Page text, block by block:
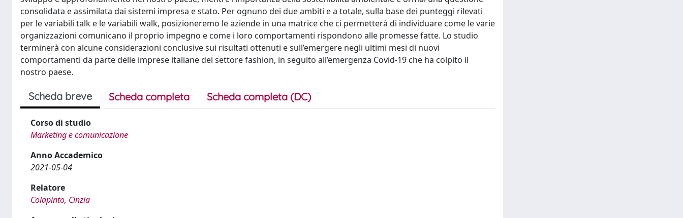
consolidata e assimilata dai sistemi impresa e stato. Per ognuno dei due ambiti e a totale, sulla base dei punteggi rilevati
per le variabili talk e le variabili walk, posizioneremo le aziende in una matrice che ci permetterà di individuare come le varie
organizzazioni comunicano il proprio impegno e come i loro comportamenti rispondono alle promesse fatte. Lo studio
terminerà con alcune considerazioni conclusive sui risultati ottenuti e sull’emergere negli ultimi mesi di nuovi
comportamenti da parte delle imprese italiane del settore fashion, in seguito all’emergenza Covid-19 che ha colpito il
nostro paese.
Scheda breve Scheda completa Scheda completa (DC)
Corso di studio
Marketing e comunicazione
Anno Accademico
2021-05-04
Relatore
Colapinto, Cinzia